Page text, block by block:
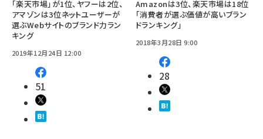
「楽天市場」が1位、ヤフーは2位、
アマゾンは3位――ネットユーザーが
選ぶWebサイトのブランド力ラン
キング
2019年12月24日 12:00
51
Amazonは3位、楽天市場は18位
「消費者が選ぶ価値が高いブラン
ドランキング」
2018年3月28日 9:00
28